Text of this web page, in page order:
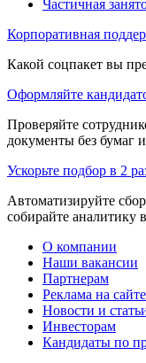
Частичная
Корпоративная
Какой соцпакет вы
Оформляйте
Проверяйте
документы без бумаг
Ускорьте подбор в 2
Автоматизируйте
собирайте аналитику
О компании
Наши вакансии
Партнерам
Реклама на сайте
Новости и
Инвесторам
Кандидаты по